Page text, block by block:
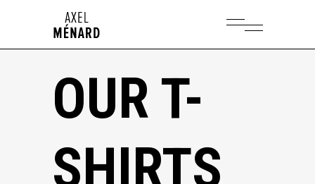
OUR T-
SHIRTS